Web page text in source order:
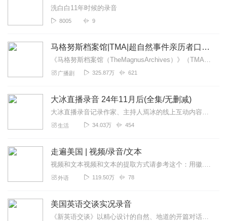
洗白白11年时候的录音
8005 9
马格努斯档案馆|TMA|超自然事件亲历者口述录音带
《马格努斯档案馆（TheMagnusArchives）》（TMA）是由RustyQuill团队制作的一档周播恐怖虚构播客，探究着马格努斯研究院，一个致力于...
广播剧 325.87万 621
大冰直播录音 24年11月后(全集/无删减)
大冰直播录音记录作家、主持人焉冰的线上互动内容，以“野生、真实、温暖”风格聚焦人生故事、旅行见闻与创作思考。他通过幽默讲述、即兴解析，分享等，回应青年成长困惑，...
生活 34.03万 454
走遍美国 | 视频/录音/文本
视频和文本视频和文本的提取方式请参考这个：用徽.信.关注公.众.号“精听”，给公.众.号回复“走遍美国”，可自动提取学习内容，内容包括完整的录音、视频、双语文...
外语 119.50万 78
美国英语交谈实况录音
《新英语交谈》以精心设计的自然、地道的开篇对话作为精听材料；以题材广泛、贴近生活的小对话，进行综合听力练习；收录了日常生活的各种常见话题，如问候、介绍、问路、预...